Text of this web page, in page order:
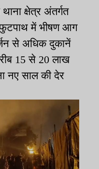
क्षेत्र अंतर्गत
फुटपाथ में भीषण आग
से अधिक दुकानें
15 से 20 लाख
साल की देर